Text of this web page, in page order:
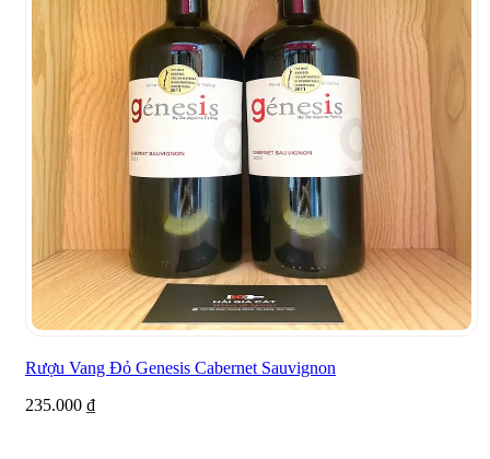
Rượu Vang Đỏ Genesis Cabernet Sauvignon
235.000 ₫